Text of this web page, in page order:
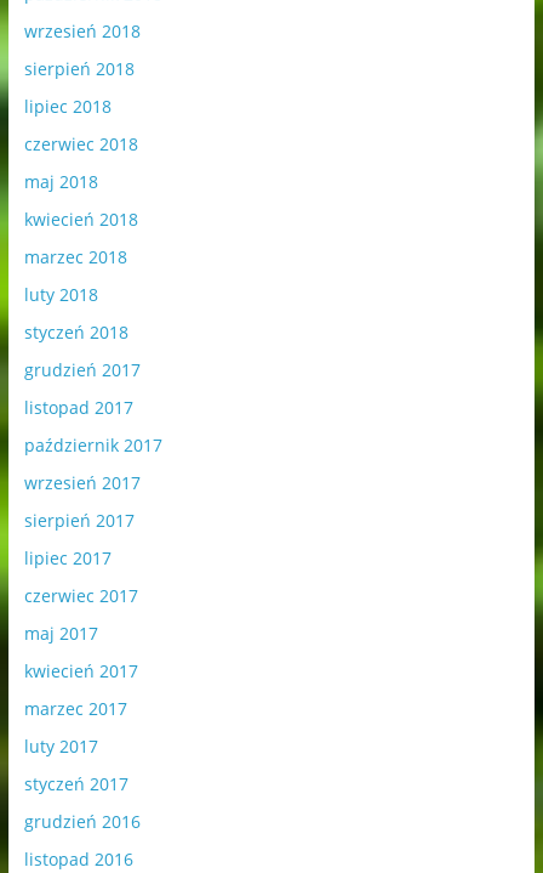
wrzesień 2018
sierpień 2018
lipiec 2018
czerwiec 2018
maj 2018
kwiecień 2018
marzec 2018
luty 2018
styczeń 2018
grudzień 2017
listopad 2017
październik 2017
wrzesień 2017
sierpień 2017
lipiec 2017
czerwiec 2017
maj 2017
kwiecień 2017
marzec 2017
luty 2017
styczeń 2017
grudzień 2016
listopad 2016